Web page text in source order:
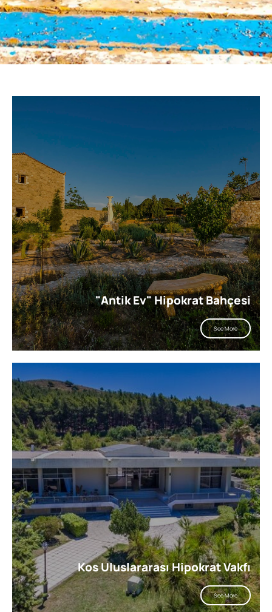
"Antik Ev" Hipokrat Bahçesi
See More
Kos Uluslararası Hipokrat Vakfı
See More